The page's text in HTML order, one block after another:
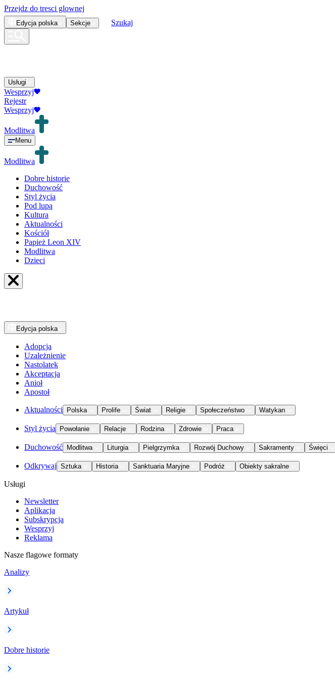
Przejdz do tresci glownej
Edycja polska Sekcje Szukaj
Usługi
Wesprzyj
Rejestr
Wesprzyj
Modlitwa
Menu
Modlitwa
Dobre historie
Duchowość
Styl życia
Pod lupą
Kultura
Aktualności
Kościół
Papież Leon XIV
Modlitwa
Dzieci
Edycja polska
Adopcja
Uzależnienie
Nastolatek
Akceptacja
Anioł
Apostoł
Aktualności Polska Prolife Świat Religie Społeczeństwo Watykan
Styl życia Powołanie Relacje Rodzina Zdrowie Praca
Duchowość Modlitwa Liturgia Pielgrzymka Rozwój Duchowy Sakramenty Święci
Odkrywaj Sztuka Historia Sanktuaria Maryjne Podróż Obiekty sakralne
Usługi
Newsletter
Aplikacja
Subskrypcja
Wesprzyj
Reklama
Nasze flagowe formaty
Analizy
Artykuł
Dobre historie